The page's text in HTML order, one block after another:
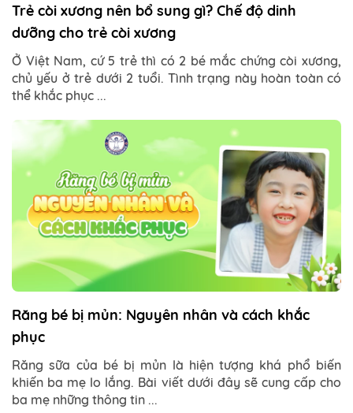
Trẻ còi xương nên bổ sung gì? Chế độ dinh
dưỡng cho trẻ còi xương
Ở Việt Nam, cứ 5 trẻ thì có 2 bé mắc chứng còi xương,
chủ yếu ở trẻ dưới 2 tuổi. Tình trạng này hoàn toàn có
thể khắc phục ...
Răng bé bị mủn: Nguyên nhân và cách khắc
phục
Răng sữa của bé bị mủn là hiện tượng khá phổ biến
khiến ba mẹ lo lắng. Bài viết dưới đây sẽ cung cấp cho
ba mẹ những thông tin ...